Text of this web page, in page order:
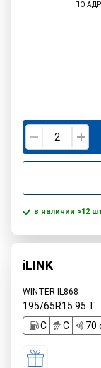
ПО
в наличии >12
iLINK
WINTER IL868
195/65R15 95 T
C
C 70